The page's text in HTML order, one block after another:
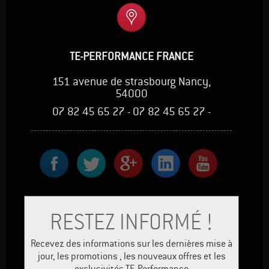
TE-PERFORMANCE FRANCE
151 avenue de strasbourg Nancy,
54000
07 82 45 65 27 - 07 82 45 65 27 -
RESTEZ INFORMÉ !
Recevez des informations sur les dernières mise à
jour, les promotions , les nouveaux offres et les